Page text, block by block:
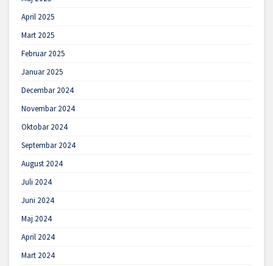
April 2025
Mart 2025
Februar 2025
Januar 2025
Decembar 2024
Novembar 2024
Oktobar 2024
Septembar 2024
August 2024
Juli 2024
Juni 2024
Maj 2024
April 2024
Mart 2024